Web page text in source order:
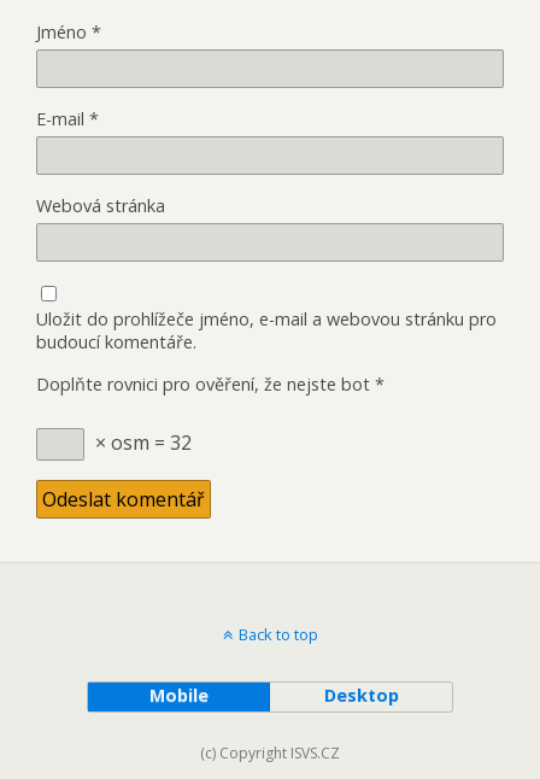
Jméno *
E-mail *
Webová stránka
Uložit do prohlížeče jméno, e-mail a webovou stránku pro
budoucí komentáře.
Doplňte rovnici pro ověření, že nejste bot *
× osm = 32
Back to top
Mobile Desktop
(c) Copyright ISVS.CZ